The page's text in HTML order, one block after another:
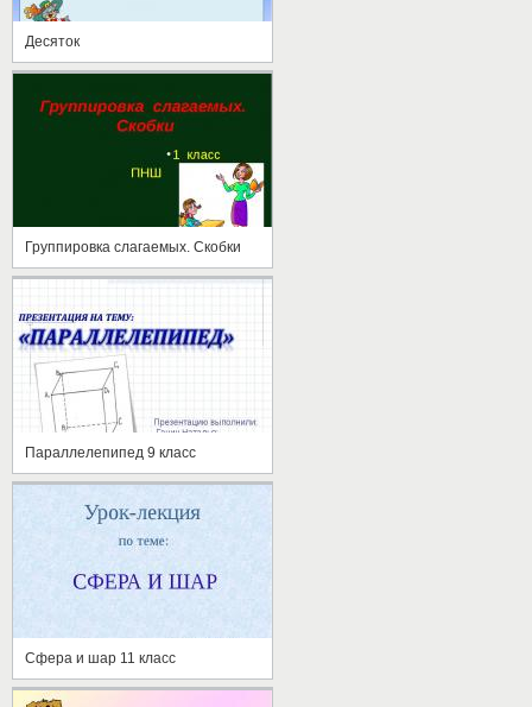
Десяток
Группировка слагаемых. Скобки
Параллелепипед 9 класс
Сфера и шар 11 класс